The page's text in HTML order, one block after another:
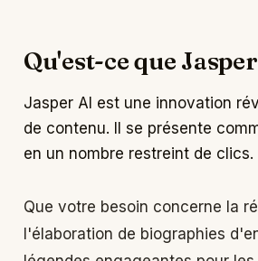
Qu'est-ce que
Jasper AI est une innovation
de contenu. Il se présente
en un nombre restreint de clics.
Que votre besoin concerne la
l'élaboration de biographies